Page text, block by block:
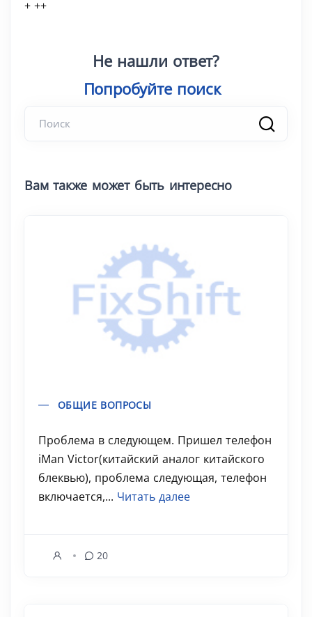
+ ++
Не нашли ответ?
Попробуйте пои|
Вам также может быть интересно
ОБЩИЕ ВОПРОСЫ
Проблема в следующем. Пришел телефон
iMan Victor(китайский аналог китайского
блеквью), проблема следующая, телефон
включается,... Читать далее
20